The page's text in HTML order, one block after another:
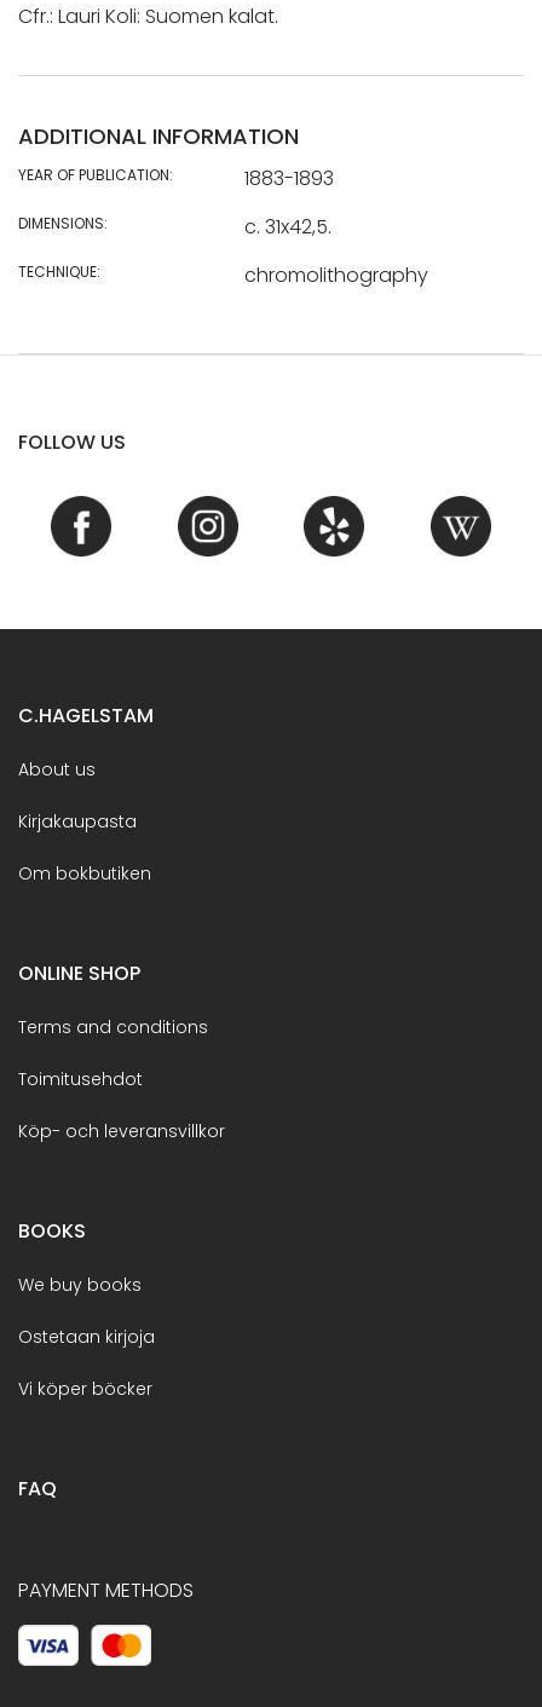
Cfr.: Lauri Koli: Suomen kalat.
ADDITIONAL INFORMATION
YEAR OF PUBLICATION: 1883-1893
DIMENSIONS: c. 31x42,5.
TECHNIQUE: chromolithography
FOLLOW US
C.HAGELSTAM
About us
Kirjakaupasta
Om bokbutiken
ONLINE SHOP
Terms and conditions
Toimitusehdot
Köp- och leveransvillkor
BOOKS
We buy books
Ostetaan kirjoja
Vi köper böcker
FAQ
PAYMENT METHODS